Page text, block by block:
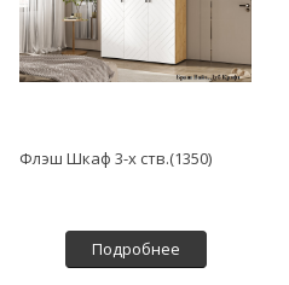
Флэш Шкаф 3-х ств.(1350)
Подробнее